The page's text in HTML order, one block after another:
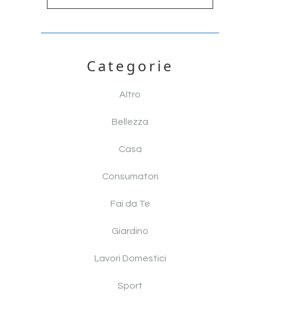
Categorie
Altro
Bellezza
Casa
Consumatori
Fai da Te
Giardino
Lavori Domestici
Sport